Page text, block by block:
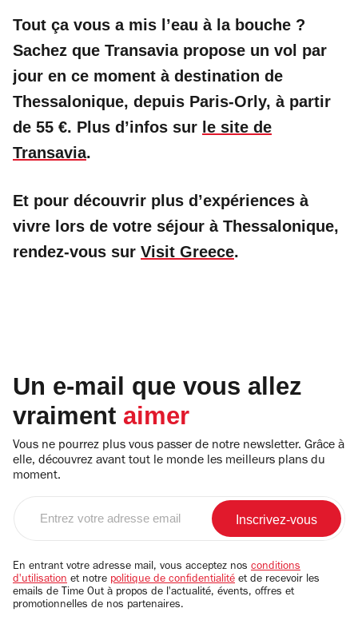
Tout ça vous a mis l’eau à la bouche ?
Sachez que Transavia propose un vol par
jour en ce moment à destination de
Thessalonique, depuis Paris-Orly, à partir
de 55 €. Plus d’infos sur le site de
Transavia.
Et pour découvrir plus d’expériences à
vivre lors de votre séjour à Thessalonique,
rendez-vous sur Visit Greece.
Un e-mail que vous allez
vraiment aimer
Vous ne pourrez plus vous passer de notre newsletter. Grâce à
elle, découvrez avant tout le monde les meilleurs plans du
moment.
email
En entrant votre adresse mail, vous acceptez nos conditions
d'utilisation et notre politique de confidentialité et de recevoir les
emails de Time Out à propos de l'actualité, évents, offres et
promotionnelles de nos partenaires.